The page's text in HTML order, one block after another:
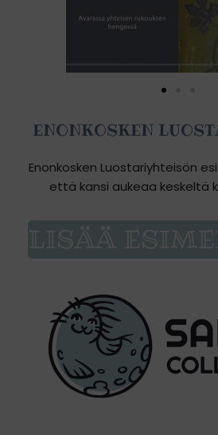
ENONKOSKEN
Enonkosken Luostariyhteisön
että kansi aukeaa keskeltä
LISÄÄ